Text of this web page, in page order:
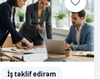
İş təklif edirəm